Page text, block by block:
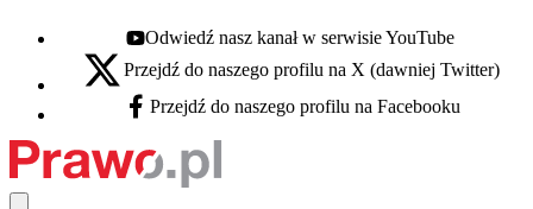
Youtube - otwiera się w nowej karcie
Odwiedź nasz kanał w serwisie YouTube
X - otwiera się w nowej karcie
Przejdź do naszego profilu na X (dawniej Twitter)
Facebook - otwiera się w nowej karcie
Przejdź do naszego profilu na Facebooku